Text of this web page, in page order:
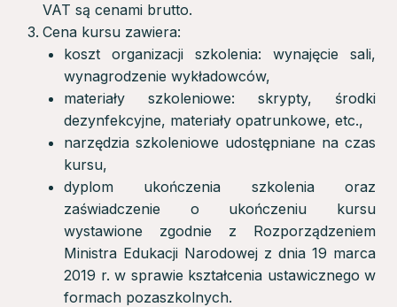
VAT są cenami brutto.
Cena kursu zawiera:
koszt organizacji szkolenia: wynajęcie sali,
wynagrodzenie wykładowców,
materiały szkoleniowe: skrypty, środki
dezynfekcyjne, materiały opatrunkowe, etc.,
narzędzia szkoleniowe udostępniane na czas
kursu,
dyplom ukończenia szkolenia oraz
zaświadczenie o ukończeniu kursu
wystawione zgodnie z Rozporządzeniem
Ministra Edukacji Narodowej z dnia 19 marca
2019 r. w sprawie kształcenia ustawicznego w
formach pozaszkolnych.